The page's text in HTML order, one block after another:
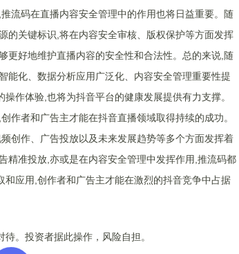
流码在直播内容安全管理中的作用也将日益重要。随
的关键标识,将在内容安全审核、版权保护等方面发挥
更好地维护直播内容的安全性和合法性。总的来说,随
能化、数据分析应用广泛化、内容安全管理重要性提
作体验,也将为抖音平台的健康发展提供有力支撑。
作者和广告主才能在抖音直播领域取得持续的成功。
创作、广告投放以及未来发展趋势等多个方面发挥着
精准投放,亦或是在内容安全管理中发挥作用,推流码都
应用,创作者和广告主才能在激烈的抖音竞争中占据
。投资者据此操作，风险自担。